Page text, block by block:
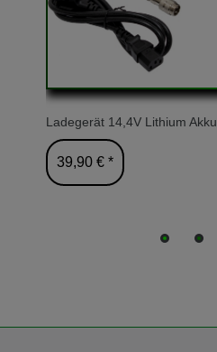
Ladegerät 14,4V Lithium Akku
39,90 € *